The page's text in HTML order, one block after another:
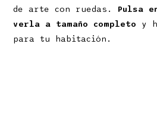
de arte con ruedas. Pulsa
verla a tamaño completo y
para tu habitación.